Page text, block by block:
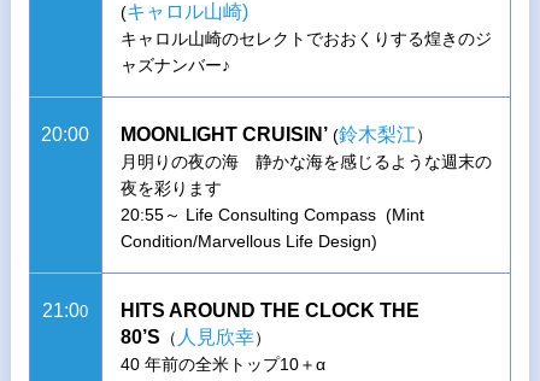
(キャロル山崎)
キャロル山崎のセレクトでおおくりする煌きのジ
ャズナンバー♪
20:00 MOONLIGHT CRUISIN’(鈴木梨江）
月明りの夜の海 静かな海を感じるような週末の
夜を彩ります
20:55～ Life Consulting Compass (Mint
Condition/Marvellous Life Design)
21:00
HITS AROUND THE CLOCK THE
80’S （ 人見欣幸）
40 年前の全米トップ10＋α